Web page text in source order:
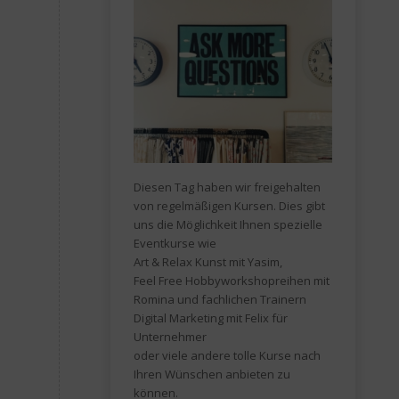
Diesen Tag haben wir freigehalten
von regelmäßigen Kursen. Dies gibt
uns die Möglichkeit Ihnen spezielle
Eventkurse wie
Art & Relax Kunst mit Yasim,
Feel Free Hobbyworkshopreihen mit
Romina und fachlichen Trainern
Digital Marketing mit Felix für
Unternehmer
oder viele andere tolle Kurse nach
Ihren Wünschen anbieten zu
können.